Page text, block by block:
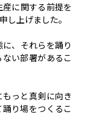
に関する前提を
し上げました。
、それらを踊り
い部署があるこ
っと真剣に向き
り場をつくるこ